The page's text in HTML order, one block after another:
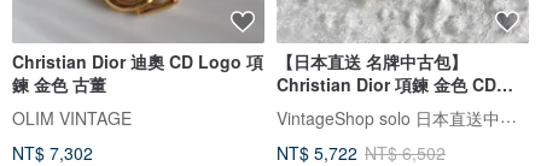
Christian Dior 迪奧 CD Logo 項
鍊 金色 古董
OLIM VINTAGE
NT$ 7,302
【日本直送 名牌中古包】
Christian Dior 項鍊 金色 CD
Logo 圓形 vintage wwwbfu VintageShop solo 日本直送中古包專賣店
NT$ 5,722 NT$ 6,502